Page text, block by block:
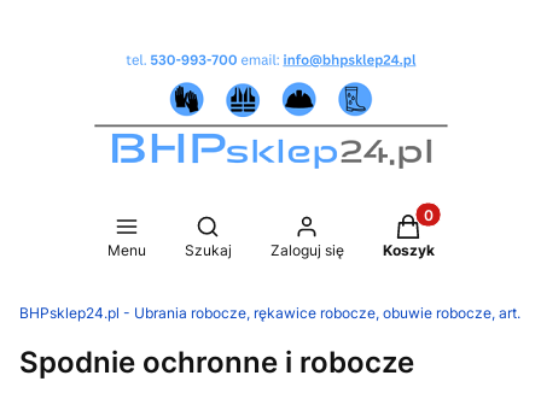
Menu
Otwórz wyszukiwarkę
Szukaj Zaloguj się
Produkty w
Koszyk
BHPsklep24.pl - Ubrania robocze, rękawice robocze, obuwie robocze,
Spodnie ochronne i robocze